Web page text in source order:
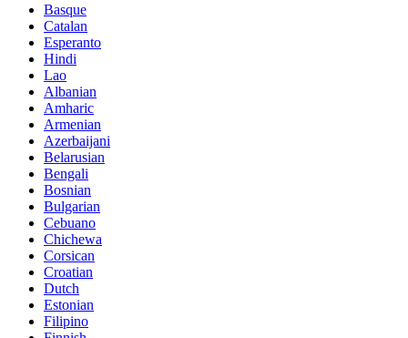
Basque
Catalan
Esperanto
Hindi
Lao
Albanian
Amharic
Armenian
Azerbaijani
Belarusian
Bengali
Bosnian
Bulgarian
Cebuano
Chichewa
Corsican
Croatian
Dutch
Estonian
Filipino